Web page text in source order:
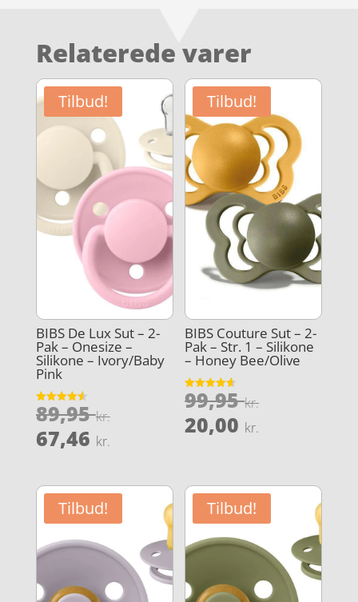
Relaterede varer
Tilbud!
BIBS De Lux Sut – 2-
Pak – Onesize –
Silikone – Ivory/Baby
Pink
Vurderet
4.6
89,95kr.Den
oprindelige
pris
89,95 kr..
67,46 kr.
pris
er:
67,46 kr..
Tilbud!
BIBS Couture Sut – 2-
Pak – Str. 1 – Silikone
– Honey Bee/Olive
Vurderet
4.6
99,95kr.Den
99,95 kr..
20,00 kr.
er:
20,00 kr..
Tilbud! Tilbud!